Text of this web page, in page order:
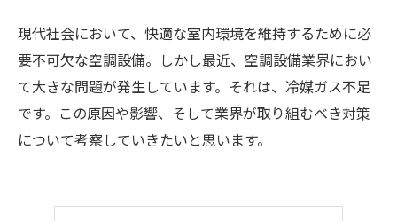
現代社会において、快適な室内環境を維持するために必
要不可欠な空調設備。しかし最近、空調設備業界におい
て大きな問題が発生しています。それは、冷媒ガス不足
です。この原因や影響、そして業界が取り組むべき対策
について考察していきたいと思います。